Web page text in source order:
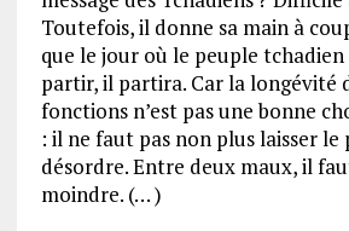
Toutefois, il donne sa main à
que le jour où le peuple
partir, il partira. Car la longévité
fonctions n’est pas une bonne
: il ne faut pas non plus laisser le
désordre. Entre deux maux, il
moindre. (… )